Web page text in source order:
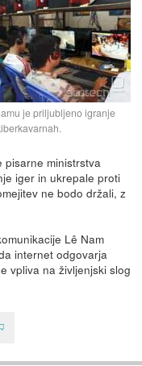
je priljubljeno igranje
ministrstva
iger in ukrepale proti
ne bodo držali, z
Lê Nam
internet odgovarja
vpliva na življenjski slog